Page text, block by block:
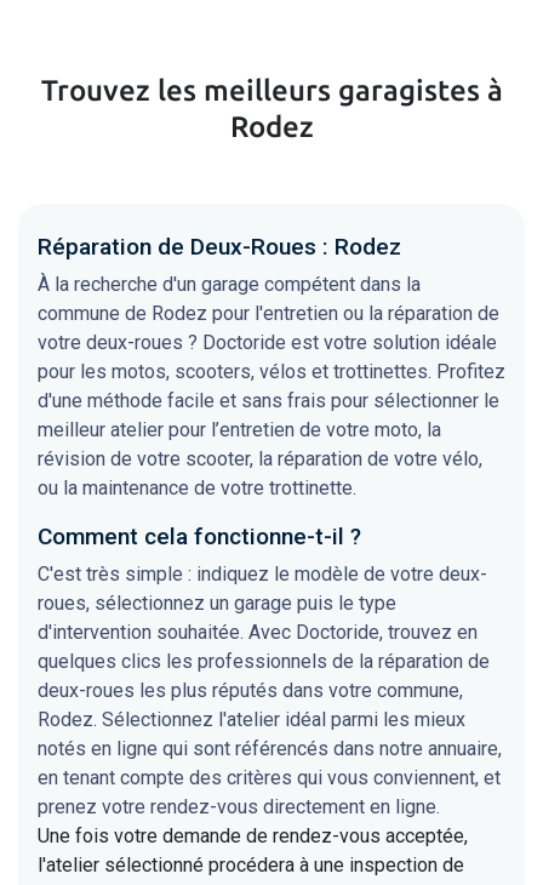
Trouvez les meilleurs garagistes à
Rodez
Réparation de Deux-Roues : Rodez
À la recherche d'un garage compétent dans la
commune de Rodez pour l'entretien ou la réparation de
votre deux-roues ? Doctoride est votre solution idéale
pour les motos, scooters, vélos et trottinettes. Profitez
d'une méthode facile et sans frais pour sélectionner le
meilleur atelier pour l’entretien de votre moto, la
révision de votre scooter, la réparation de votre vélo,
ou la maintenance de votre trottinette.
Comment cela fonctionne-t-il ?
C'est très simple : indiquez le modèle de votre deux-
roues, sélectionnez un garage puis le type
d'intervention souhaitée. Avec Doctoride, trouvez en
quelques clics les professionnels de la réparation de
deux-roues les plus réputés dans votre commune,
Rodez. Sélectionnez l'atelier idéal parmi les mieux
notés en ligne qui sont référencés dans notre annuaire,
en tenant compte des critères qui vous conviennent, et
prenez votre rendez-vous directement en ligne.
Une fois votre demande de rendez-vous acceptée,
l'atelier sélectionné procédera à une inspection de